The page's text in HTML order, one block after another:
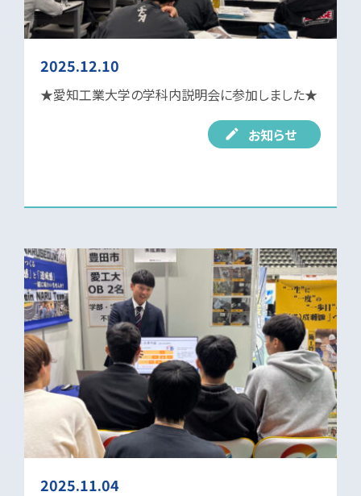
2025.12.10
★愛知工業大学の学科内説明会に参加しました★
お知らせ
2025.11.04